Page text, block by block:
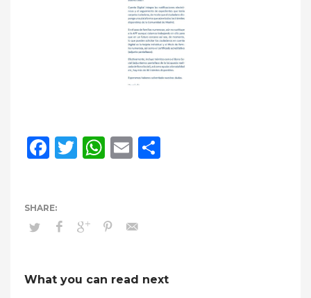
Facebook
Twitter
WhatsApp
Email
What you can read next